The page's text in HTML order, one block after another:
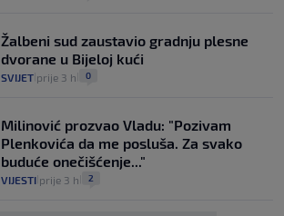
Žalbeni sud zaustavio gradnju plesne
dvorane u Bijeloj kući
SVIJET prije 3 h 0
Milinović prozvao Vladu: "Pozivam
Plenkovića da me posluša. Za svako
buduće onečišćenje..."
VIJESTI prije 3 h 2